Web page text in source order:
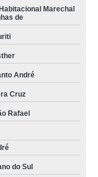
Marechal
de
André
Cruz
Rafael
do Sul